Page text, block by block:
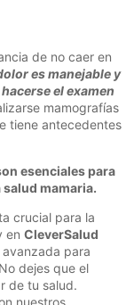
de no caer en
es manejable y
el examen
mamografías
tiene antecedentes
esenciales para
mamaria.
crucial para la
en CleverSalud
para
dejes que el
de tu salud.